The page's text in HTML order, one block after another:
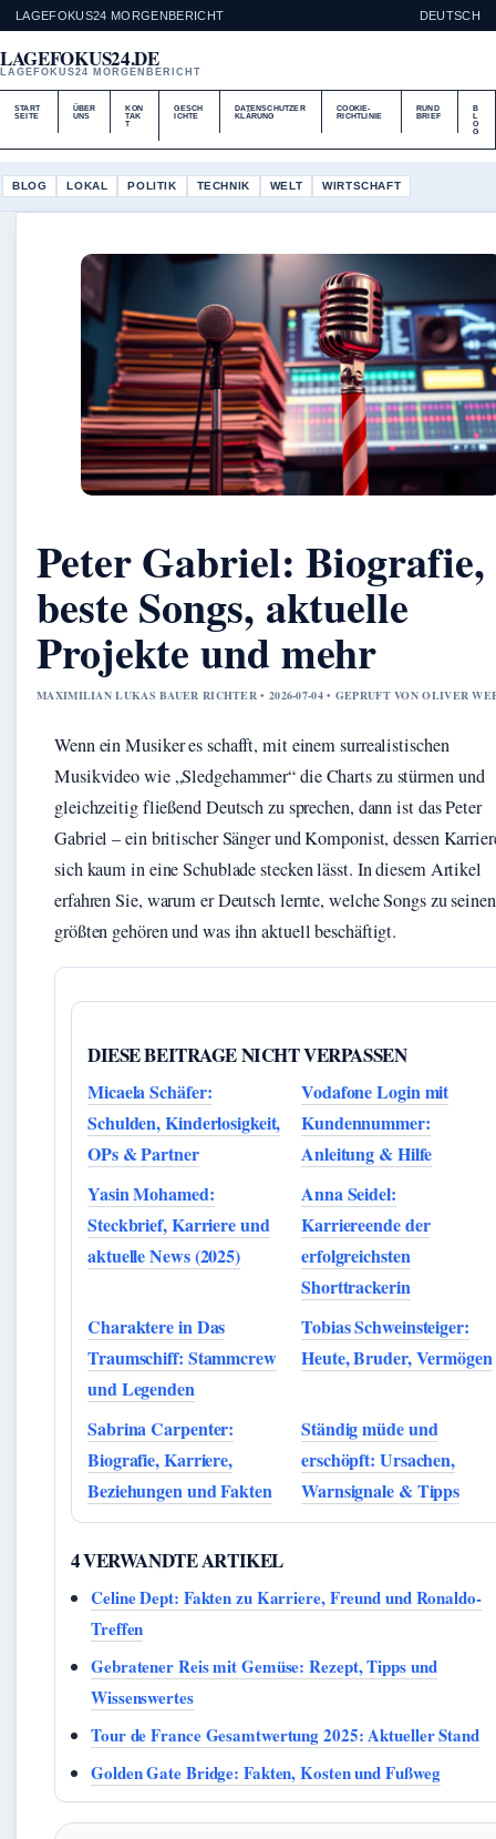
LAGEFOKUS24 MORGENBERICHT DEUTSCH
LAGEFOKUS24.DE
LAGEFOKUS24 MORGENBERICHT
START
SEITE
ÜBER
UNS
KON
TAK
T
GESCH
ICHTE
DATENSCHUTZER
KLÄRUNG
COOKIE-
RICHTLINIE
RUND
BRIEF
B
O
G
BLOG LOKAL POLITIK TECHNIK WELT WIRTSCHAFT
Peter Gabriel: Biografie,
beste Songs, aktuelle
Projekte und mehr
MAXIMILIAN LUKAS BAUER RICHTER • 2026-07-04 • GEPRUFT VON OLIVER
Wenn ein Musiker es schafft, mit einem surrealistischen
Musikvideo wie „Sledgehammer“ die Charts zu stürmen und
gleichzeitig fließend Deutsch zu sprechen, dann ist das Peter
Gabriel – ein britischer Sänger und Komponist, dessen
sich kaum in eine Schublade stecken lässt. In diesem Artikel
erfahren Sie, warum er Deutsch lernte, welche Songs zu seinen
größten gehören und was ihn aktuell beschäftigt.
DIESE BEITRAGE NICHT VERPASSEN
Micaela Schäfer:
Schulden, Kinderlosigkeit,
OPs & Partner
Vodafone Login mit
Kundennummer:
Anleitung & Hilfe
Yasin Mohamed:
Steckbrief, Karriere und
aktuelle News (2025)
Anna Seidel:
Karriereende der
erfolgreichsten
Shorttrackerin
Charaktere in Das
Traumschiff: Stammcrew
und Legenden
Tobias Schweinsteiger:
Heute, Bruder, Vermögen
Sabrina Carpenter:
Biografie, Karriere,
Beziehungen und Fakten
Ständig müde und
erschöpft: Ursachen,
Warnsignale & Tipps
4 VERWANDTE ARTIKEL
Celine Dept: Fakten zu Karriere, Freund und Ronaldo-
Treffen
Gebratener Reis mit Gemüse: Rezept, Tipps und
Wissenswertes
Tour de France Gesamtwertung 2025: Aktueller Stand
Golden Gate Bridge: Fakten, Kosten und Fußweg